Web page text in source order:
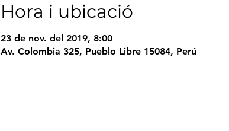
Hora i ubicació
23 de nov. del 2019, 8:00
Av. Colombia 325, Pueblo Libre 15084, Perú